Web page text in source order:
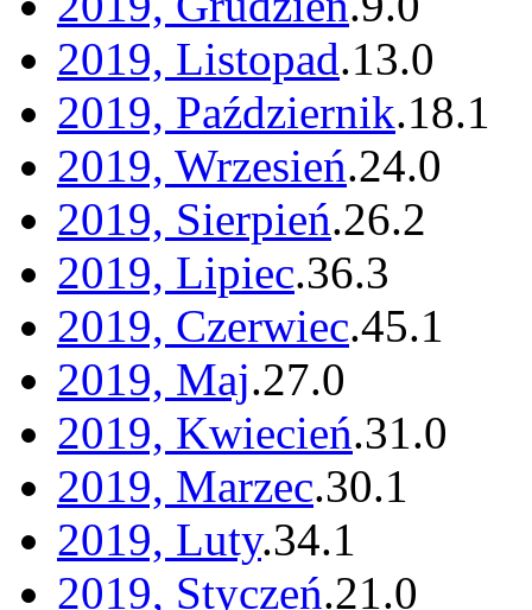
2019, Listopad.13.0
2019, Październik.18.1
2019, Wrzesień.24.0
2019, Sierpień.26.2
2019, Lipiec.36.3
2019, Czerwiec.45.1
2019, Maj.27.0
2019, Kwiecień.31.0
2019, Marzec.30.1
2019, Luty.34.1
2019, Styczeń.21.0